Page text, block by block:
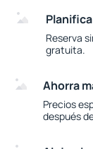
Reserva
gratuita.
Ahorra
Precios
después